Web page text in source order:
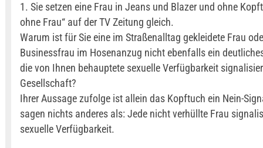
1. Sie setzen eine Frau in Jeans und Blazer und ohne
ohne Frau“ auf der TV Zeitung gleich.
Warum ist für Sie eine im Straßenalltag gekleidete Frau
Businessfrau im Hosenanzug nicht ebenfalls ein
die von Ihnen behauptete sexuelle Verfügbarkeit
Gesellschaft?
Ihrer Aussage zufolge ist allein das Kopftuch ein Nein-
sagen nichts anderes als: Jede nicht verhüllte Frau
sexuelle Verfügbarkeit.